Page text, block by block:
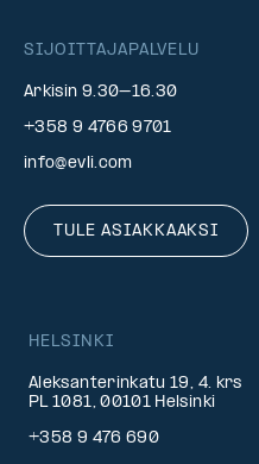
SIJOITTAJAPALVELU
Arkisin 9.30–16.30
+358 9 4766 9701
info@evli.com
TULE ASIAKKAAKSI
HELSINKI
Aleksanterinkatu 19, 4. krs
PL 1081, 00101 Helsinki
+358 9 476 690